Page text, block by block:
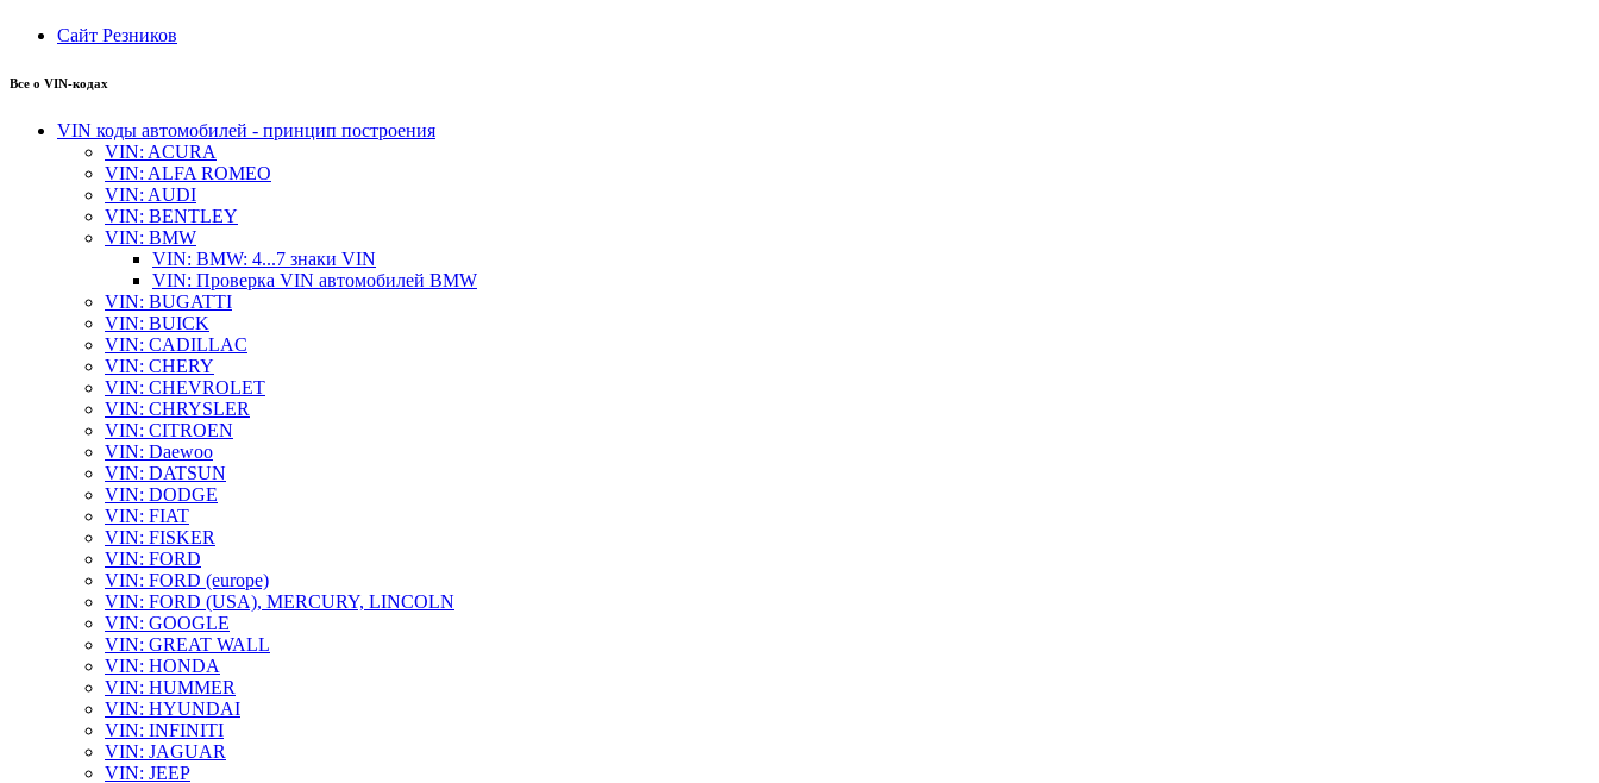
Сайт Резников
Все о VIN-кодах
VIN коды автомобилей - принцип построения
VIN: ACURA
VIN: ALFA ROMEO
VIN: AUDI
VIN: BENTLEY
VIN: BMW
VIN: BMW: 4...7 знаки VIN
VIN: Проверка VIN автомобилей BMW
VIN: BUGATTI
VIN: BUICK
VIN: CADILLAC
VIN: CHERY
VIN: CHEVROLET
VIN: CHRYSLER
VIN: CITROEN
VIN: Daewoo
VIN: DATSUN
VIN: DODGE
VIN: FIAT
VIN: FISKER
VIN: FORD
VIN: FORD (europe)
VIN: FORD (USA), MERCURY, LINCOLN
VIN: GOOGLE
VIN: GREAT WALL
VIN: HONDA
VIN: HUMMER
VIN: HYUNDAI
VIN: INFINITI
VIN: JAGUAR
VIN: JEEP